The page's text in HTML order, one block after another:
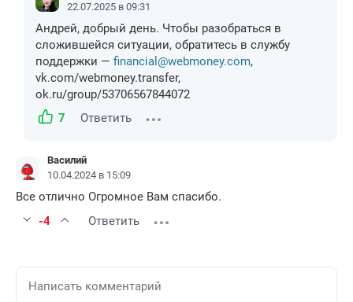
22.07.2025 в 09:31
Андрей, добрый день. Чтобы разобраться в
сложившейся ситуации, обратитесь в службу
поддержки — financial@webmoney.com,
vk.com/webmoney.transfer,
ok.ru/group/53706567844072
7
Ответить
Василий
10.04.2024 в 15:09
Все отлично Огромное Вам спасибо.
-4
Ответить